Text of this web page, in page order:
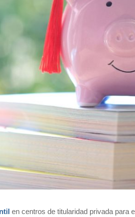
en centros de titularidad privada para